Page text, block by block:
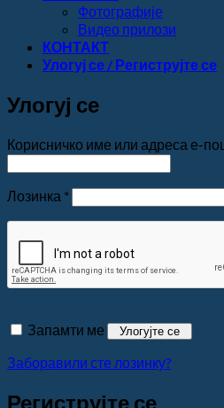
Фотографије
Видео прилози
КОНТАКТ
Улогуј се / Региструјте се
Улогуј се
Корисничко име или адреса е-
Лозинка *Обавезно
Запамти ме Улогујте се
Заборавили сте лозинку?
Региструјте се